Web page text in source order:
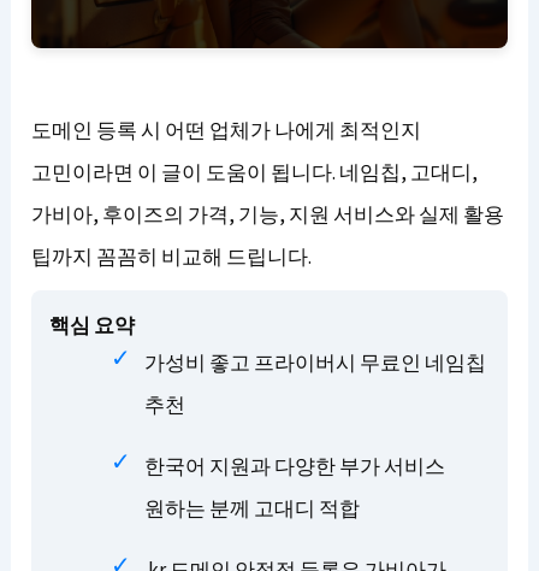
도메인 등록 시 어떤 업체가 나에게 최적인지
고민이라면 이 글이 도움이 됩니다. 네임칩, 고대디,
가비아, 후이즈의 가격, 기능, 지원 서비스와 실제 활용
팁까지 꼼꼼히 비교해 드립니다.
핵심 요약
가성비 좋고 프라이버시 무료인 네임칩
추천
한국어 지원과 다양한 부가 서비스
원하는 분께 고대디 적합